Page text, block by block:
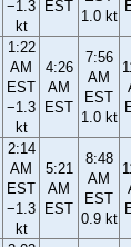
−1.3
kt
EST
1.0 kt
1:22
AM
EST
−1.3
kt
4:26
AM
EST
7:56
AM
EST
1.0 kt
2:14
AM
EST
−1.3
kt
5:21
AM
EST
8:48
AM
EST
0.9 kt